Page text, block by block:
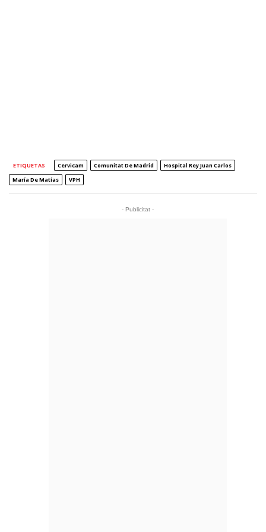
ETIQUETAS Cervicam Comunitat De Madrid
Hospital Rey Juan Carlos
María De Matías
VPH
- Publicitat -